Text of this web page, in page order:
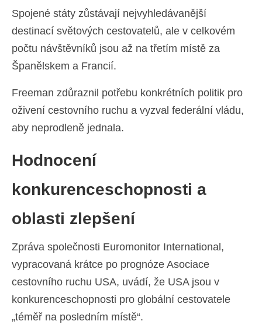
Spojené státy zůstávají nejvyhledávanější
destinací světových cestovatelů, ale v celkovém
počtu návštěvníků jsou až na třetím místě za
Španělskem a Francií.
Freeman zdůraznil potřebu konkrétních politik pro
oživení cestovního ruchu a vyzval federální vládu,
aby neprodleně jednala.
Hodnocení
konkurenceschopnosti a
oblasti zlepšení
Zpráva společnosti Euromonitor International,
vypracovaná krátce po prognóze Asociace
cestovního ruchu USA, uvádí, že USA jsou v
konkurenceschopnosti pro globální cestovatele
„téměř na posledním místě“.